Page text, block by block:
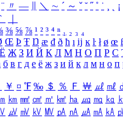
¨ 〃 ― ＼ ∼ ´ ～ ˇ ˘ ˝ ˚ ˙ ¸ ¡
｀
⅜ ⅝ ⅞ ¹ ² ³ ⁴ ⁿ ₁ ₂ ₃ ₄
Œ Þ Ŧ Ŋ æ đ ð ħ ı ĳ ĸ ŀ ł ø œ
Ё Ж З И Й К Л М Н О П Р С
б в г д е ё ж з и й к л м н о п
￥ ¤ ℉ ‰ ＄ ％ Ｆ ￦ ㎕ ㎖
㎞ ㎟ ㎠ ㎡ ㎢ ㏊ ㎍ ㎎ ㎏
㎶ ㎷ ㎸ ㎹ ㎀ ㎁ ㎂ ㎃ ㎄